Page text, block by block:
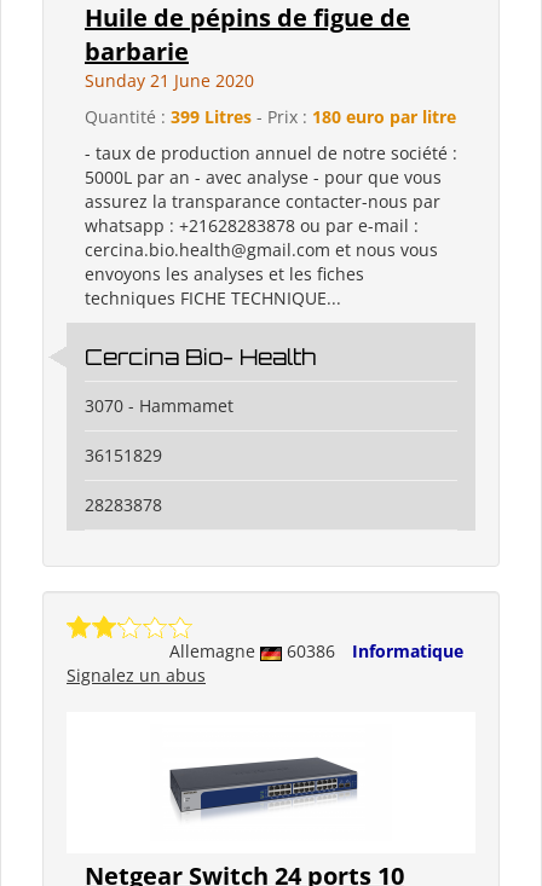
Huile de pépins de figue de
barbarie
Sunday 21 June 2020
Quantité : 399 Litres - Prix : 180 euro par litre
- taux de production annuel de notre société :
5000L par an - avec analyse - pour que vous
assurez la transparance contacter-nous par
whatsapp : +21628283878 ou par e-mail :
cercina.bio.health@gmail.com et nous vous
envoyons les analyses et les fiches
techniques FICHE TECHNIQUE...
Cercina Bio- Health
3070 - Hammamet
36151829
28283878
Allemagne 60386
Informatique
Signalez un abus
Netgear Switch 24 ports 10